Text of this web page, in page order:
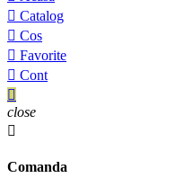
 Catalog
 Cos
 Favorite
 Cont

close

Comanda